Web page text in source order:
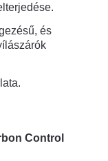
és
Control